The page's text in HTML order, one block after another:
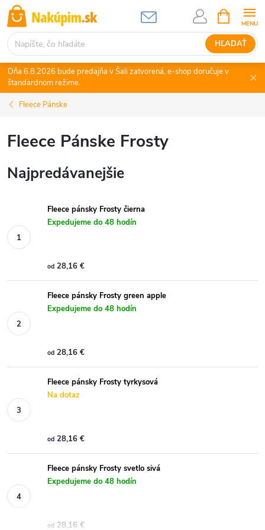
Prejsť
na
obsah
HĽADAŤ
KOŠÍK
Dňa 6.8.2026 bude predajňa v Šali zatvorená, e-shop doručuje v
štandardnom režime.
Fleece Pánske
Fleece Pánske Frosty
Najpredávanejšie
Fleece pánsky Frosty čierna
Expedujeme do 48 hodín
od 28,16 €
Fleece pánsky Frosty green apple
Expedujeme do 48 hodín
od 28,16 €
Fleece pánsky Frosty tyrkysová
Na dotaz
od 28,16 €
Fleece pánsky Frosty svetlo sivá
Expedujeme do 48 hodín
od 28,16 €